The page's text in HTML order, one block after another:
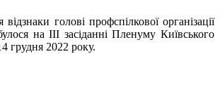
голові профспілкової організації
на ІІІ засіданні Пленуму Київського
грудня 2022 року.